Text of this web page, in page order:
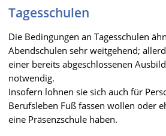
Tagesschulen
Die Bedingungen an Tagesschulen
Abendschulen sehr weitgehend;
einer bereits abgeschlossenen
notwendig.
Insofern lohnen sie sich auch für
Berufsleben Fuß fassen wollen oder
eine Präsenzschule haben.